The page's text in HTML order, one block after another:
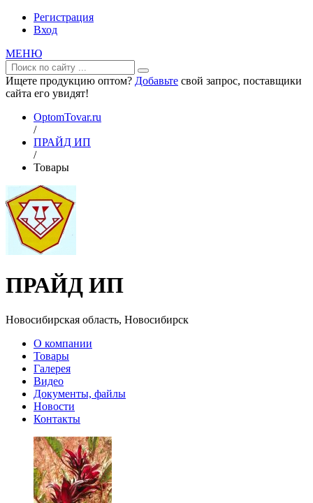
Регистрация
Вход
МЕНЮ
Ищете продукцию оптом? Добавьте свой запрос, поставщики
сайта его увидят!
OptomTovar.ru
/
ПРАЙД ИП
/
Товары
ПРАЙД ИП
Новосибирская область, Новосибирск
О компании
Товары
Галерея
Видео
Документы, файлы
Новости
Контакты